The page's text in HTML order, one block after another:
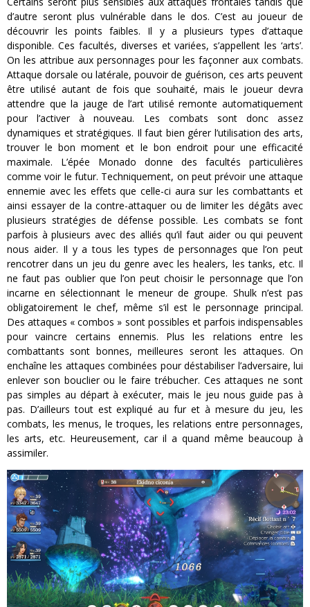
d’autre seront plus vulnérable dans le dos. C’est au joueur de
découvrir les points faibles. Il y a plusieurs types d’attaque
disponible. Ces facultés, diverses et variées, s’appellent les ‘arts’.
On les attribue aux personnages pour les façonner aux combats.
Attaque dorsale ou latérale, pouvoir de guérison, ces arts peuvent
être utilisé autant de fois que souhaité, mais le joueur devra
attendre que la jauge de l’art utilisé remonte automatiquement
pour l’activer à nouveau. Les combats sont donc assez
dynamiques et stratégiques. Il faut bien gérer l’utilisation des arts,
trouver le bon moment et le bon endroit pour une efficacité
maximale. L’épée Monado donne des facultés particulières
comme voir le futur. Techniquement, on peut prévoir une attaque
ennemie avec les effets que celle-ci aura sur les combattants et
ainsi essayer de la contre-attaquer ou de limiter les dégâts avec
plusieurs stratégies de défense possible. Les combats se font
parfois à plusieurs avec des alliés qu’il faut aider ou qui peuvent
nous aider. Il y a tous les types de personnages que l’on peut
rencotrer dans un jeu du genre avec les healers, les tanks, etc. Il
ne faut pas oublier que l’on peut choisir le personnage que l’on
incarne en sélectionnant le meneur de groupe. Shulk n’est pas
obligatoirement le chef, même s’il est le personnage principal.
Des attaques « combos » sont possibles et parfois indispensables
pour vaincre certains ennemis. Plus les relations entre les
combattants sont bonnes, meilleures seront les attaques. On
enchaîne les attaques combinées pour déstabiliser l’adversaire, lui
enlever son bouclier ou le faire trébucher. Ces attaques ne sont
pas simples au départ à exécuter, mais le jeu nous guide pas à
pas. D’ailleurs tout est expliqué au fur et à mesure du jeu, les
combats, les menus, le troques, les relations entre personnages,
les arts, etc. Heureusement, car il a quand même beaucoup à
assimiler.